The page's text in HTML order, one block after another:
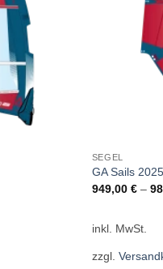
SEGEL
GA Sails
949,00 €–
inkl. MwSt.
zzgl.